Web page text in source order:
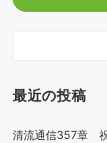
最近の投稿
清流通信357章